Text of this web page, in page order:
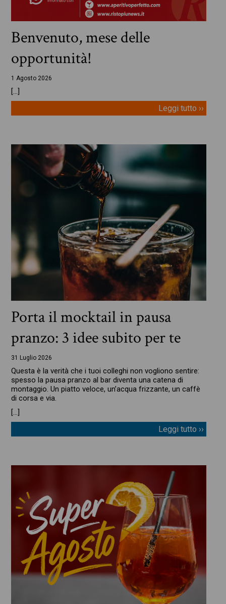
Benvenuto, mese delle
opportunità!
1 Agosto 2026
[…]
Leggi tutto ››
Porta il mocktail in pausa
pranzo: 3 idee subito per te
31 Luglio 2026
Questa è la verità che i tuoi colleghi non vogliono sentire:
spesso la pausa pranzo al bar diventa una catena di
montaggio. Un piatto veloce, un’acqua frizzante, un caffè
di corsa e via.
[…]
Leggi tutto ››